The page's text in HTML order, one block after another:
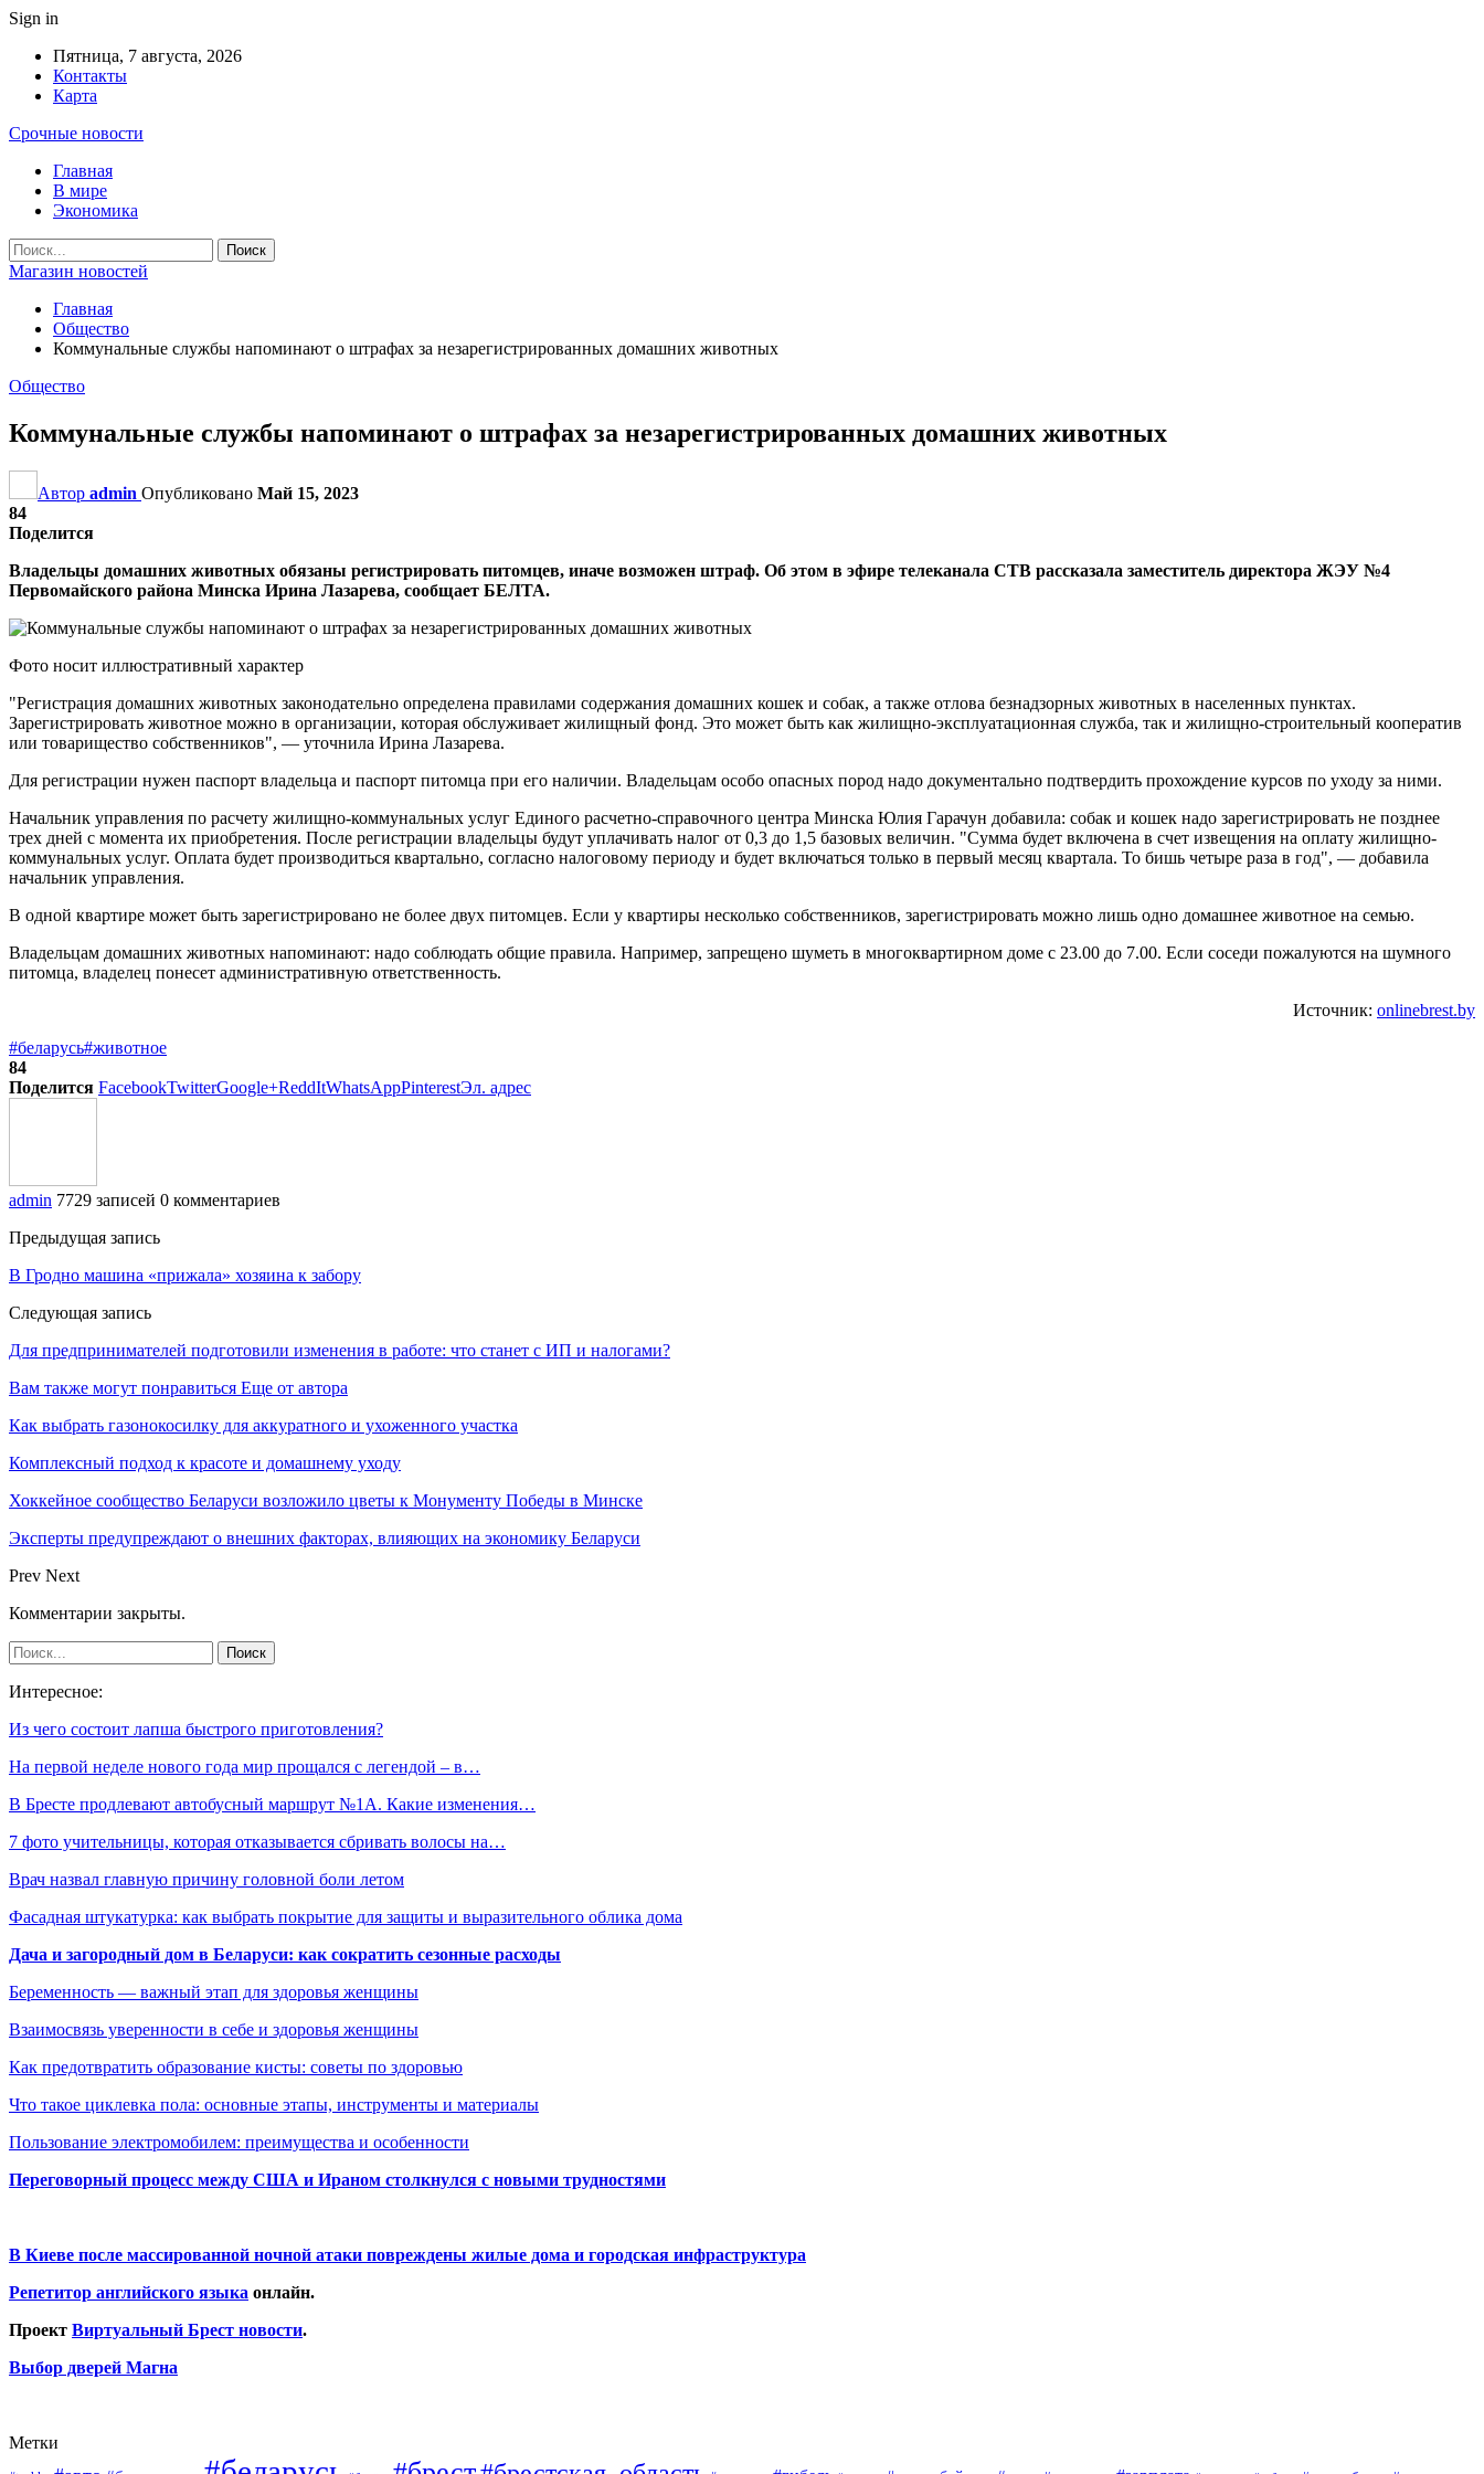
Sign in
Пятница, 7 августа, 2026
Контакты
Карта
Срочные новости
Главная
В мире
Экономика
Магазин новостей
Главная
Общество
Коммунальные службы напоминают о штрафах за незарегистрированных домашних животных
Общество
Коммунальные службы напоминают о штрафах за незарегистрированных домашних животных
Автор admin Опубликовано Май 15, 2023
84
Поделится
Владельцы домашних животных обязаны регистрировать питомцев, иначе возможен штраф. Об этом в эфире телеканала СТВ рассказала заместитель директора ЖЭУ №4
Первомайского района Минска Ирина Лазарева, сообщает БЕЛТА.
Фото носит иллюстративный характер
"Регистрация домашних животных законодательно определена правилами содержания домашних кошек и собак, а также отлова безнадзорных животных в населенных пунктах.
Зарегистрировать животное можно в организации, которая обслуживает жилищный фонд. Это может быть как жилищно-эксплуатационная служба, так и жилищно-строительный кооператив
или товарищество собственников", — уточнила Ирина Лазарева.
Для регистрации нужен паспорт владельца и паспорт питомца при его наличии. Владельцам особо опасных пород надо документально подтвердить прохождение курсов по уходу за ними.
Начальник управления по расчету жилищно-коммунальных услуг Единого расчетно-справочного центра Минска Юлия Гарачун добавила: собак и кошек надо зарегистрировать не позднее
трех дней с момента их приобретения. После регистрации владельцы будут уплачивать налог от 0,3 до 1,5 базовых величин. "Сумма будет включена в счет извещения на оплату жилищно-
коммунальных услуг. Оплата будет производиться квартально, согласно налоговому периоду и будет включаться только в первый месяц квартала. То бишь четыре раза в год", — добавила
начальник управления.
В одной квартире может быть зарегистрировано не более двух питомцев. Если у квартиры несколько собственников, зарегистрировать можно лишь одно домашнее животное на семью.
Владельцам домашних животных напоминают: надо соблюдать общие правила. Например, запрещено шуметь в многоквартирном доме с 23.00 до 7.00. Если соседи пожалуются на шумного
питомца, владелец понесет административную ответственность.
Источник: onlinebrest.by
#беларусь#животное
84
Поделится FacebookTwitterGoogle+ReddItWhatsAppPinterestЭл. адрес
admin 7729 записей 0 комментариев
Предыдущая запись
В Гродно машина «прижала» хозяина к забору
Следующая запись
Для предпринимателей подготовили изменения в работе: что станет с ИП и налогами?
Вам также могут понравиться Еще от автора
Как выбрать газонокосилку для аккуратного и ухоженного участка
Комплексный подход к красоте и домашнему уходу
Хоккейное сообщество Беларуси возложило цветы к Монументу Победы в Минске
Эксперты предупреждают о внешних факторах, влияющих на экономику Беларуси
Prev Next
Комментарии закрыты.
Интересное:
Из чего состоит лапша быстрого приготовления?
На первой неделе нового года мир прощался с легендой – в…
В Бресте продлевают автобусный маршрут №1А. Какие изменения…
7 фото учительницы, которая отказывается сбривать волосы на…
Врач назвал главную причину головной боли летом
Фасадная штукатурка: как выбрать покрытие для защиты и выразительного облика дома
Дача и загородный дом в Беларуси: как сократить сезонные расходы
Беременность — важный этап для здоровья женщины
Взаимосвязь уверенности в себе и здоровья женщины
Как предотвратить образование кисты: советы по здоровью
Что такое циклевка пола: основные этапы, инструменты и материалы
Пользование электромобилем: преимущества и особенности
Переговорный процесс между США и Ираном столкнулся с новыми трудностями
В Киеве после массированной ночной атаки повреждены жилые дома и городская инфраструктура
Репетитор английского языка онлайн.
Проект Виртуальный Брест новости.
Выбор дверей Магна
Метки